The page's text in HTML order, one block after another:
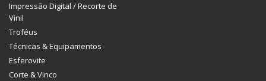
Impressão Digital / Recorte de
Vinil
Troféus
Técnicas & Equipamentos
Esferovite
Corte & Vinco